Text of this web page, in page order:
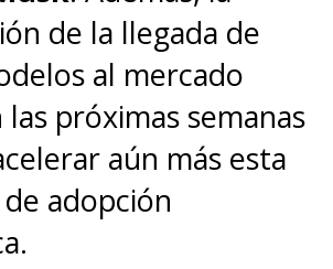
de la llegada de
al mercado
próximas semanas
aún más esta
adopción